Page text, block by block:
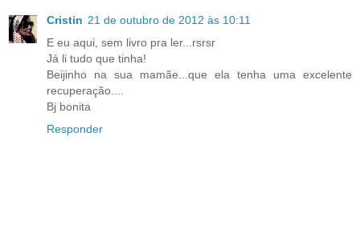
Cristin 21 de outubro de 2012 às 10:11
E eu aqui, sem livro pra ler...rsrsr
Já li tudo que tinha!
Beijinho na sua mamãe...que ela tenha uma excelente
recuperação....
Bj bonita
Responder